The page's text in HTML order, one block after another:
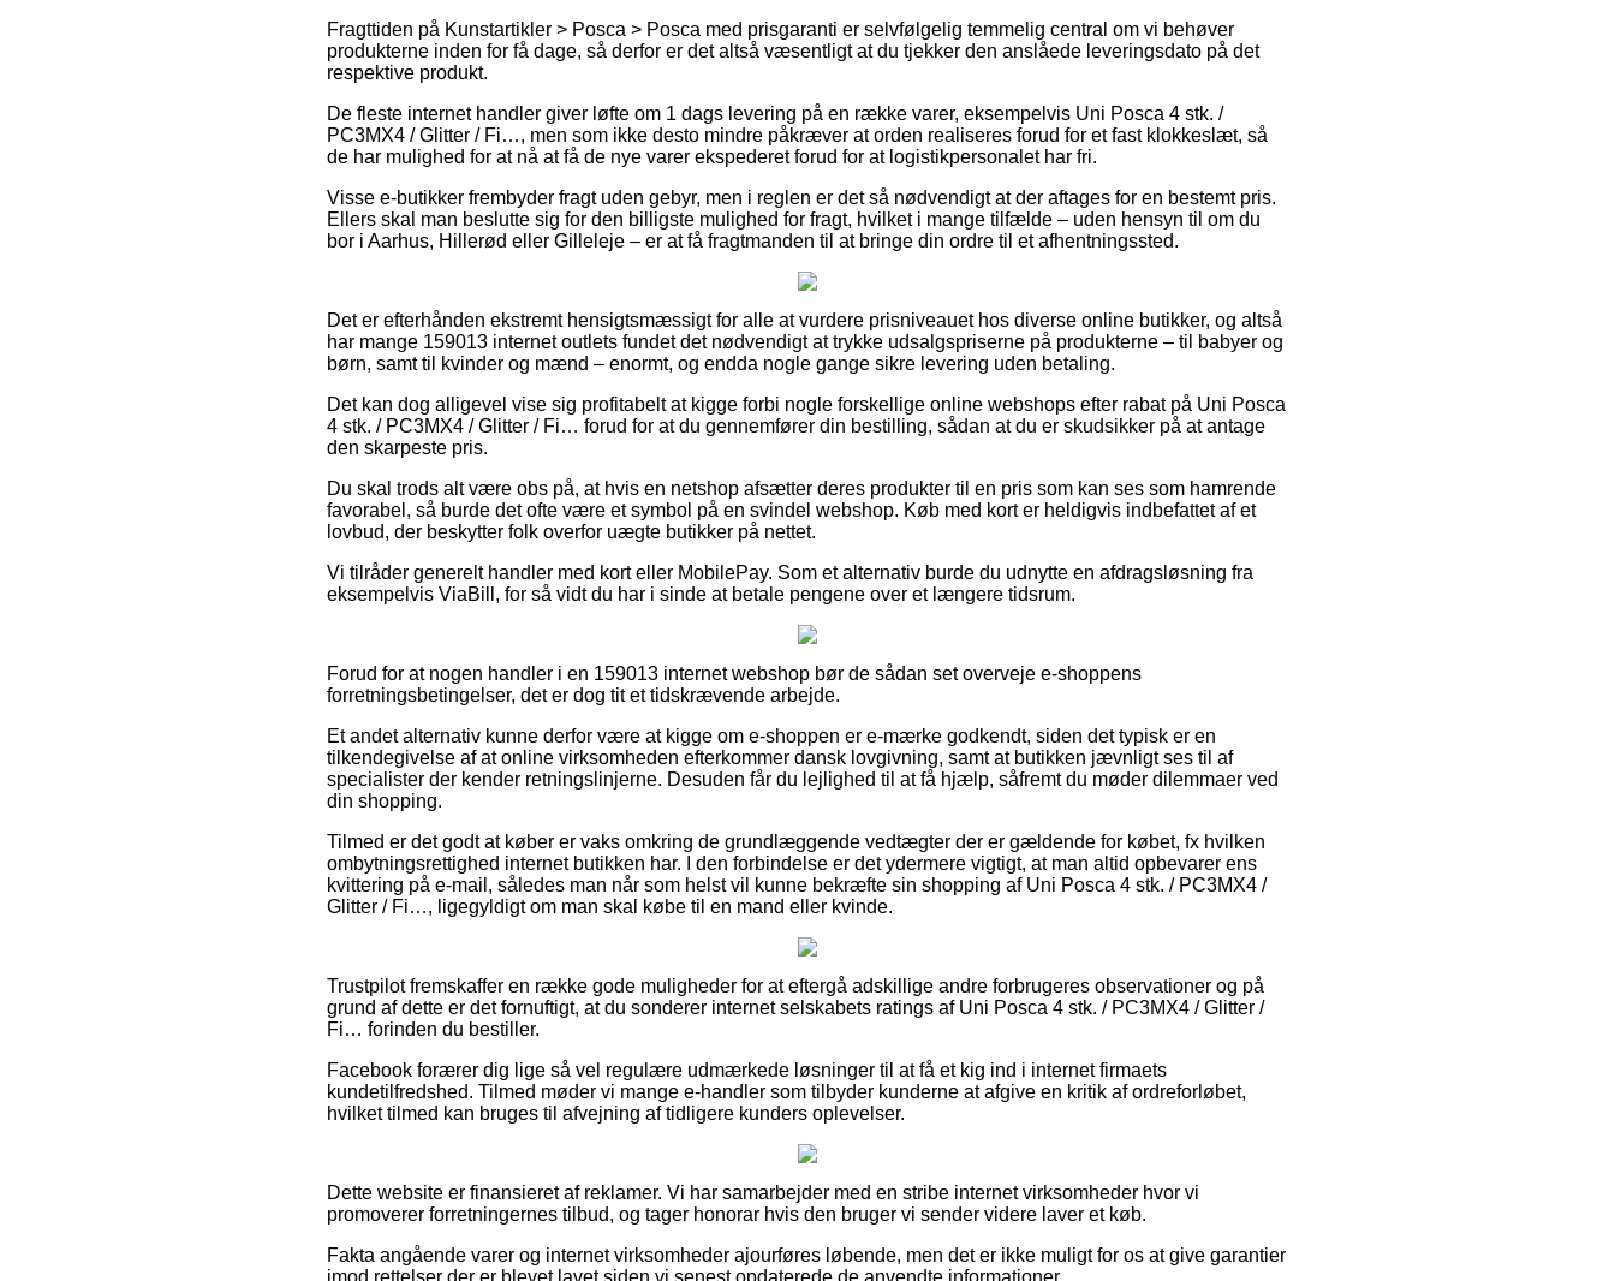
Fragttiden på Kunstartikler > Posca > Posca med prisgaranti er selvfølgelig temmelig central om vi behøver
produkterne inden for få dage, så derfor er det altså væsentligt at du tjekker den anslåede leveringsdato på det
respektive produkt.
De fleste internet handler giver løfte om 1 dags levering på en række varer, eksempelvis Uni Posca 4 stk. /
PC3MX4 / Glitter / Fi…, men som ikke desto mindre påkræver at orden realiseres forud for et fast klokkeslæt, så
de har mulighed for at nå at få de nye varer ekspederet forud for at logistikpersonalet har fri.
Visse e-butikker frembyder fragt uden gebyr, men i reglen er det så nødvendigt at der aftages for en bestemt pris.
Ellers skal man beslutte sig for den billigste mulighed for fragt, hvilket i mange tilfælde – uden hensyn til om du
bor i Aarhus, Hillerød eller Gilleleje – er at få fragtmanden til at bringe din ordre til et afhentningssted.
Det er efterhånden ekstremt hensigtsmæssigt for alle at vurdere prisniveauet hos diverse online butikker, og altså
har mange 159013 internet outlets fundet det nødvendigt at trykke udsalgspriserne på produkterne – til babyer og
børn, samt til kvinder og mænd – enormt, og endda nogle gange sikre levering uden betaling.
Det kan dog alligevel vise sig profitabelt at kigge forbi nogle forskellige online webshops efter rabat på Uni Posca
4 stk. / PC3MX4 / Glitter / Fi… forud for at du gennemfører din bestilling, sådan at du er skudsikker på at antage
den skarpeste pris.
Du skal trods alt være obs på, at hvis en netshop afsætter deres produkter til en pris som kan ses som hamrende
favorabel, så burde det ofte være et symbol på en svindel webshop. Køb med kort er heldigvis indbefattet af et
lovbud, der beskytter folk overfor uægte butikker på nettet.
Vi tilråder generelt handler med kort eller MobilePay. Som et alternativ burde du udnytte en afdragsløsning fra
eksempelvis ViaBill, for så vidt du har i sinde at betale pengene over et længere tidsrum.
Forud for at nogen handler i en 159013 internet webshop bør de sådan set overveje e-shoppens
forretningsbetingelser, det er dog tit et tidskrævende arbejde.
Et andet alternativ kunne derfor være at kigge om e-shoppen er e-mærke godkendt, siden det typisk er en
tilkendegivelse af at online virksomheden efterkommer dansk lovgivning, samt at butikken jævnligt ses til af
specialister der kender retningslinjerne. Desuden får du lejlighed til at få hjælp, såfremt du møder dilemmaer ved
din shopping.
Tilmed er det godt at køber er vaks omkring de grundlæggende vedtægter der er gældende for købet, fx hvilken
ombytningsrettighed internet butikken har. I den forbindelse er det ydermere vigtigt, at man altid opbevarer ens
kvittering på e-mail, således man når som helst vil kunne bekræfte sin shopping af Uni Posca 4 stk. / PC3MX4 /
Glitter / Fi…, ligegyldigt om man skal købe til en mand eller kvinde.
Trustpilot fremskaffer en række gode muligheder for at eftergå adskillige andre forbrugeres observationer og på
grund af dette er det fornuftigt, at du sonderer internet selskabets ratings af Uni Posca 4 stk. / PC3MX4 / Glitter /
Fi… forinden du bestiller.
Facebook forærer dig lige så vel regulære udmærkede løsninger til at få et kig ind i internet firmaets
kundetilfredshed. Tilmed møder vi mange e-handler som tilbyder kunderne at afgive en kritik af ordreforløbet,
hvilket tilmed kan bruges til afvejning af tidligere kunders oplevelser.
Dette website er finansieret af reklamer. Vi har samarbejder med en stribe internet virksomheder hvor vi
promoverer forretningernes tilbud, og tager honorar hvis den bruger vi sender videre laver et køb.
Fakta angående varer og internet virksomheder ajourføres løbende, men det er ikke muligt for os at give garantier
imod rettelser der er blevet lavet siden vi senest opdaterede de anvendte informationer.